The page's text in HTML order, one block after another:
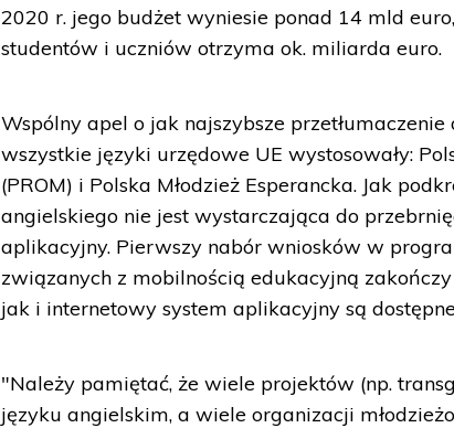
2020 r. jego budżet wyniesie ponad 14 mld
studentów i uczniów otrzyma ok. miliarda euro.
Wspólny apel o jak najszybsze
wszystkie języki urzędowe UE wystosowały:
(PROM) i Polska Młodzież Esperancka. Jak
angielskiego nie jest wystarczająca do
aplikacyjny. Pierwszy nabór wniosków w
związanych z mobilnością edukacyjną
jak i internetowy system aplikacyjny są
"Należy pamiętać, że wiele projektów (np.
języku angielskim, a wiele organizacji